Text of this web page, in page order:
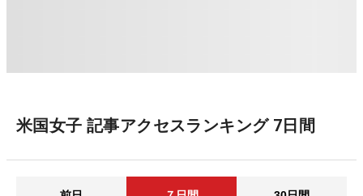
米国女子 記事アクセスランキング 7日間